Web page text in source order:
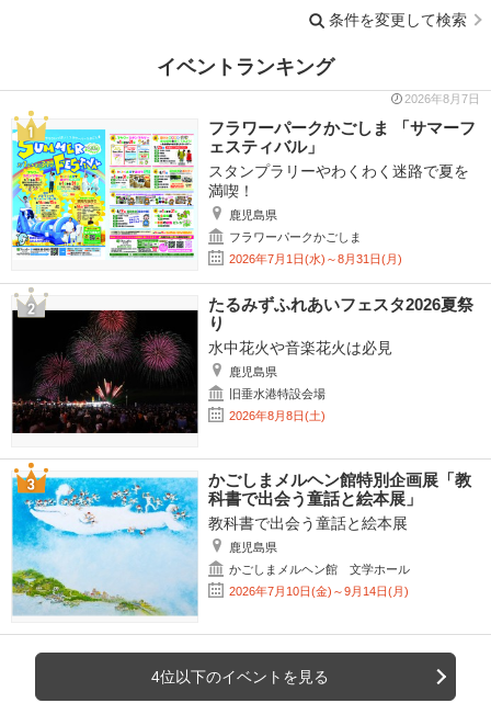
条件を変更して検索
イベントランキング
2026年8月7日
フラワーパークかごしま 「サマーフ
ェスティバル」
スタンプラリーやわくわく迷路で夏を
満喫！
鹿児島県
フラワーパークかごしま
2026年7月1日(水)～8月31日(月)
たるみずふれあいフェスタ2026夏祭
り
水中花火や音楽花火は必見
鹿児島県
旧垂水港特設会場
2026年8月8日(土)
かごしまメルヘン館特別企画展「教
科書で出会う童話と絵本展」
教科書で出会う童話と絵本展
鹿児島県
かごしまメルヘン館 文学ホール
2026年7月10日(金)～9月14日(月)
4位以下のイベントを見る